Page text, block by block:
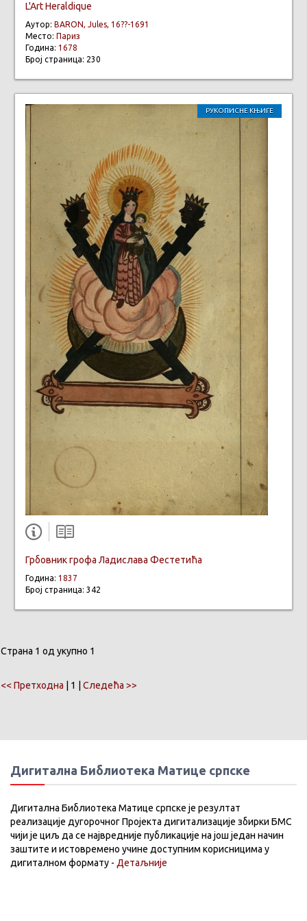
L'Art Heraldique
Аутор: BARON, Jules, 16??-1691
Место: Париз
Година: 1678
Број страница: 230
РУКОПИСНЕ КЊИГЕ
Грбовник грофа Ладислава Фестетића
Година: 1837
Број страница: 342
Страна 1 од укупно 1
<< Претходна | 1 | Следећа >>
Дигитална Библиотека Матице српске
Дигитална Библиотека Матице српске је резултат
реализације дугорочног Пројекта дигитализације збирки БМС
чији је циљ да се највредније публикације на још један начин
заштите и истовремено учине доступним корисницима у
дигиталном формату - Детаљније